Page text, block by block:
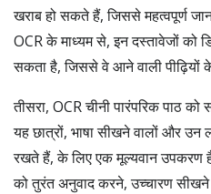
खराब हो सकते हैं, जिससे महत्वपूर्ण
OCR के माध्यम से, इन दस्तावेजों को
सकता है, जिससे वे आने वाली पीढ़ियों
तीसरा, OCR चीनी पारंपरिक पाठ
यह छात्रों, भाषा सीखने वालों और उन
रखते हैं, के लिए एक मूल्यवान उपकरण
को तुरंत अनुवाद करने, उच्चारण